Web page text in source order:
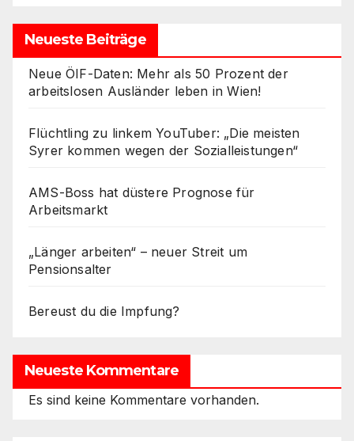
Neueste Beiträge
Neue ÖIF-Daten: Mehr als 50 Prozent der
arbeitslosen Ausländer leben in Wien!
Flüchtling zu linkem YouTuber: „Die meisten
Syrer kommen wegen der Sozialleistungen“
AMS-Boss hat düstere Prognose für
Arbeitsmarkt
„Länger arbeiten“ – neuer Streit um
Pensionsalter
Bereust du die Impfung?
Neueste Kommentare
Es sind keine Kommentare vorhanden.